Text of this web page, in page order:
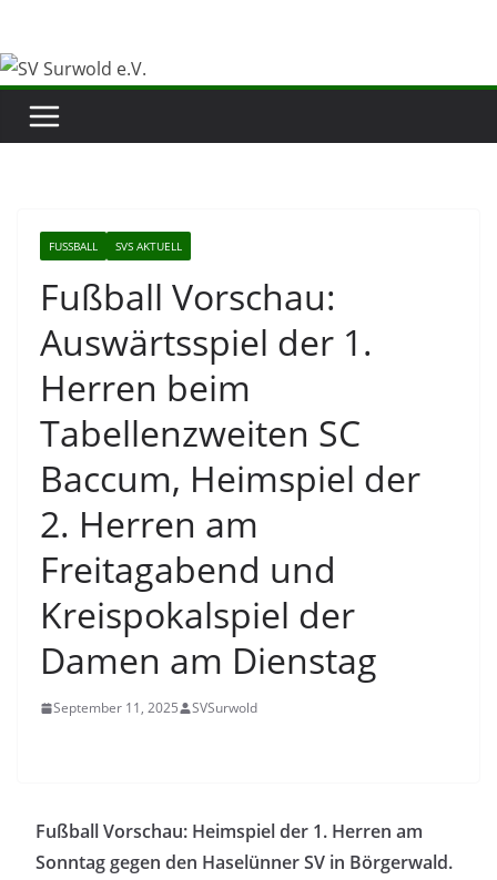
springen
FUSSBALL SVS AKTUELL
Fußball Vorschau:
Auswärtsspiel der 1.
Herren beim
Tabellenzweiten SC
Baccum, Heimspiel der
2. Herren am
Freitagabend und
Kreispokalspiel der
Damen am Dienstag
September 11, 2025 SVSurwold
Fußball Vorschau: Heimspiel der 1. Herren am
Sonntag gegen den Haselünner SV in Börgerwald.